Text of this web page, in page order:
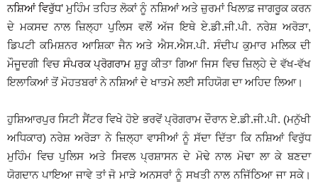
ਨਸ਼ਿਆਂ ਵਿਰੁੱਧ’ ਮੁਹਿੰਮ ਤਹਿਤ ਲੋਕਾਂ ਨੂੰ ਨਸ਼ਿਆਂ ਅਤੇ ਜ਼ੁਰਮਾਂ ਖਿਲਾਫ਼ ਜਾਗਰੂਕ ਕਰਨ
ਦੇ ਮਕਸਦ ਨਾਲ ਜ਼ਿਲ੍ਹਾ ਪੁਲਿਸ ਵਲੋਂ ਅੱਜ ਇਥੇ ਏ.ਡੀ.ਜੀ.ਪੀ. ਨਰੇਸ਼ ਅਰੋੜਾ,
ਡਿਪਟੀ ਕਮਿਸ਼ਨਰ ਆਸ਼ਿਕਾ ਜੈਨ ਅਤੇ ਐਸ.ਐਸ.ਪੀ. ਸੰਦੀਪ ਕੁਮਾਰ ਮਲਿਕ ਦੀ
ਮੌਜੂਦਗੀ ਵਿਚ ਸੰਪਰਕ ਪ੍ਰੋਗਰਾਮ ਸ਼ੁਰੂ ਕੀਤਾ ਗਿਆ ਜਿਸ ਵਿਚ ਜ਼ਿਲ੍ਹੇ ਦੇ ਵੱਖ-ਵੱਖ
ਇਲਾਕਿਆਂ ਤੋਂ ਮੋਹਤਬਰਾਂ ਨੇ ਨਸ਼ਿਆਂ ਦੇ ਖਾਤਮੇ ਲਈ ਸਹਿਯੋਗ ਦਾ ਅਹਿਦ ਲਿਆ।
ਹੁਸ਼ਿਆਰਪੁਰ ਸਿਟੀ ਸੈਂਟਰ ਵਿਖੇ ਹੋਏ ਭਰਵੇਂ ਪ੍ਰੋਗਰਾਮ ਦੌਰਾਨ ਏ.ਡੀ.ਜੀ.ਪੀ. (ਮਨੁੱਖੀ
ਅਧਿਕਾਰ) ਨਰੇਸ਼ ਅਰੋੜਾ ਨੇ ਜ਼ਿਲ੍ਹਾ ਵਾਸੀਆਂ ਨੂੰ ਸੱਦਾ ਦਿੱਤਾ ਕਿ ਨਸ਼ਿਆਂ ਵਿਰੁੱਧ
ਮੁਹਿੰਮ ਵਿਚ ਪੁਲਿਸ ਅਤੇ ਸਿਵਲ ਪ੍ਰਸ਼ਾਸਨ ਦੇ ਮੋਢੇ ਨਾਲ ਮੋਢਾ ਲਾ ਕੇ ਬਣਦਾ
ਯੋਗਦਾਨ ਪਾਇਆ ਜਾਵੇ ਤਾਂ ਜੋ ਮਾੜੇ ਅਨਸਰਾਂ ਨੂੰ ਸਖਤੀ ਨਾਲ ਨਜਿੱਠਿਆ ਜਾ ਸਕੇ।